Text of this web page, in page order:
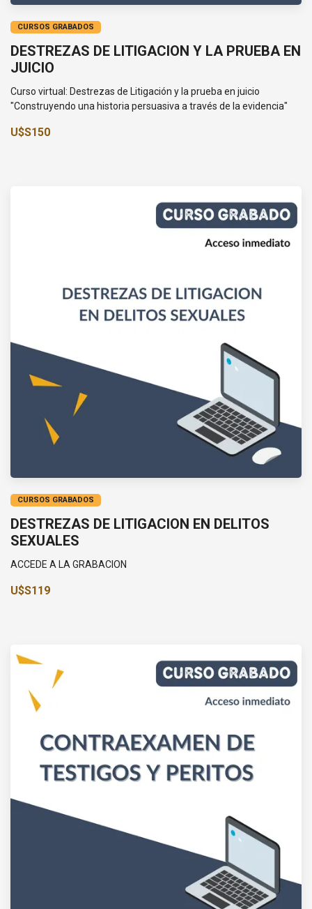
CURSOS GRABADOS
DESTREZAS DE LITIGACION Y LA PRUEBA EN
JUICIO
Curso virtual: Destrezas de Litigación y la prueba en juicio
"Construyendo una historia persuasiva a través de la evidencia"
U$S150
CURSOS GRABADOS
DESTREZAS DE LITIGACION EN DELITOS
SEXUALES
ACCEDE A LA GRABACION
U$S119